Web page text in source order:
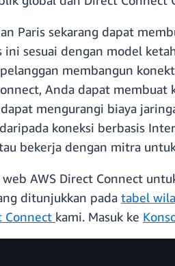
Paris sekarang dapat
ini sesuai dengan model
membangun
Anda dapat
dapat mengurangi biaya
koneksi berbasis
bekerja dengan mitra
AWS Direct Connect
ditunjukkan pada tabel
Connect kami. Masuk ke